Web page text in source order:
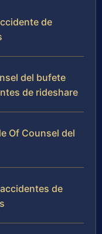
de
del bufete
de rideshare
Of Counsel del
de